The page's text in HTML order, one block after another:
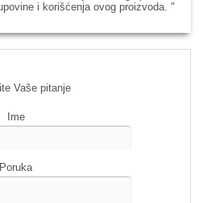
i korišćenja ovog proizvoda. "
Vaše pitanje
Ime
Poruka